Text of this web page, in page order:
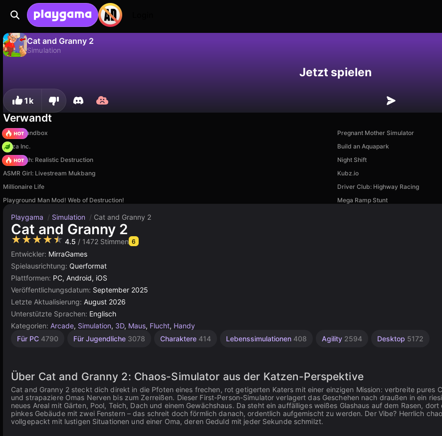
Cat and Granny 2
Simulation
Jetzt spielen
1k
Verwandt
Melon Sandbox
Pregnant Mother Simulator
Pizza Inc.
Build an Aquapark
Car Crush: Realistic Destruction
Night Shift
ASMR Girl: Livestream Mukbang
Kubz.io
Millionaire Life
Driver Club: Highway Racing
Playground Man Mod! Web of Destruction!
Mega Ramp Stunt
Playgama / Simulation / Cat and Granny 2
Cat and Granny 2
★★★★★ 4.5 / 1472 Stimmen 6
Entwickler: MirraGames
Spielausrichtung: Querformat
Plattformen: PC, Android, iOS
Veröffentlichungsdatum: September 2025
Letzte Aktualisierung: August 2026
Unterstützte Sprachen: Englisch
Kategorien: Arcade, Simulation, 3D, Maus, Flucht, Handy
Für PC 4790 Für Jugendliche 3078 Charaktere 414 Lebenssimulationen 408 Agility 2594 Desktop 5172
Kätzchen
Für 1
Hochwertige
Russisch
Browser
Über Cat and Granny 2: Chaos-Simulator aus der Katzen-Perspektive
Cat and Granny 2 steckt dich direkt in die Pfoten eines frechen, rot getigerten Katers mit einer einzigen Mission: verbreite pures
und strapaziere Omas Nerven bis zum Zerreißen. Dieser First-Person-Simulator verlagert das Geschehen nach draußen in ein
neues Areal mit Gärten, Pool, Teich, Dach und einem Gewächshaus. Da steht ein auffälliges weißes Glashaus auf dem Rasen, dort
pinkes Gebäude mit zwei Fenstern – das schreit doch förmlich danach, ordentlich aufgemischt zu werden. Der Vibe? Herrlich
vollgepackt mit lustigen Situationen und einer Oma, deren Geduld mit jeder Sekunde schmilzt.